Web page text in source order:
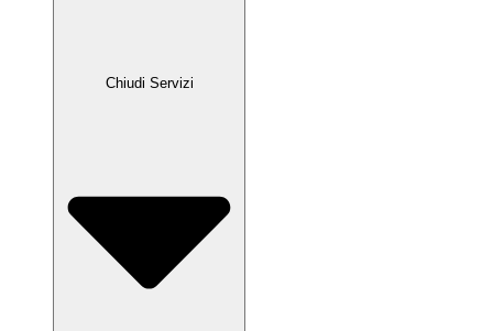
Chiudi Servizi